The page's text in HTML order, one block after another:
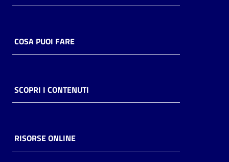
COSA PUOI FARE
SCOPRI I CONTENUTI
RISORSE ONLINE